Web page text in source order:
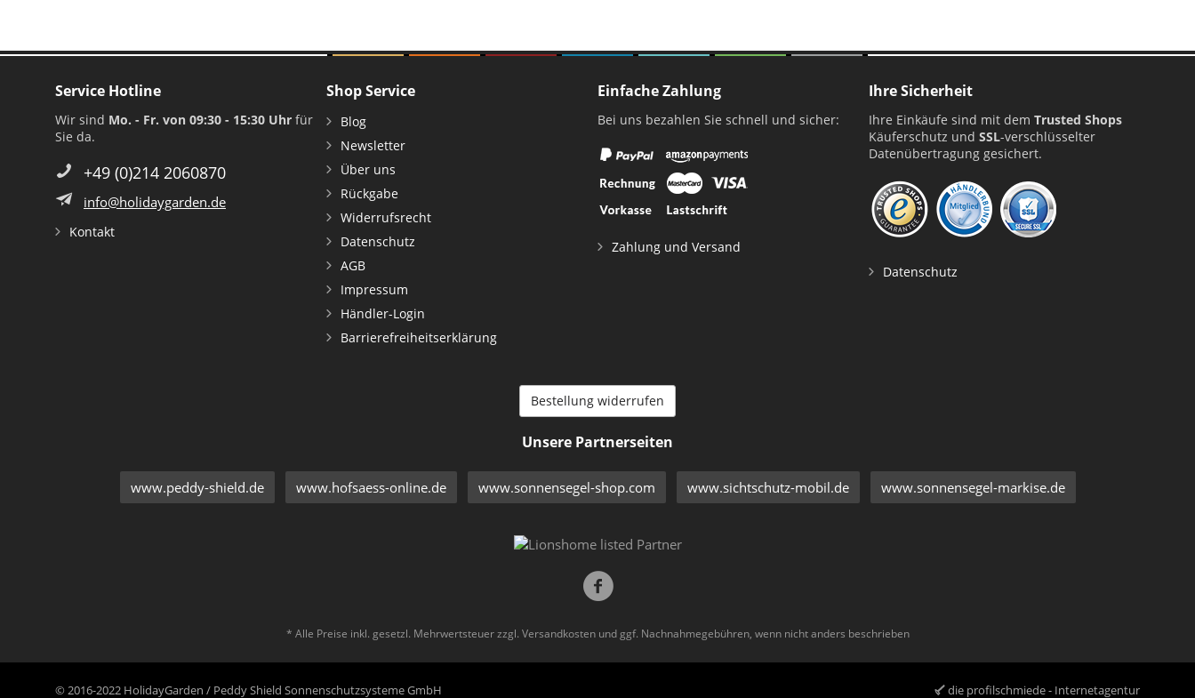
Service Hotline
Wir sind Mo. - Fr. von 09:30 - 15:30 Uhr für
Sie da.
+49 (0)214 2060870
info@holidaygarden.de
Kontakt
Shop Service
Blog
Newsletter
Über uns
Rückgabe
Widerrufsrecht
Datenschutz
AGB
Impressum
Händler-Login
Barrierefreiheitserklärung
Einfache Zahlung
Bei uns bezahlen Sie schnell und sicher:
Zahlung und Versand
Ihre Sicherheit
Ihre Einkäufe sind mit dem Trusted Shops
Käuferschutz und SSL-verschlüsselter
Datenübertragung gesichert.
Datenschutz
Bestellung widerrufen
Unsere Partnerseiten
www.peddy-shield.de www.hofsaess-online.de www.sonnensegel-shop.com www.sichtschutz-mobil.de www.sonnensegel-markise.de
* Alle Preise inkl. gesetzl. Mehrwertsteuer zzgl. Versandkostenund ggf. Nachnahmegebühren, wenn nicht anders beschrieben
© 2016-2022 HolidayGarden / Peddy Shield Sonnenschutzsysteme GmbH die profilschmiede - Internetagentur